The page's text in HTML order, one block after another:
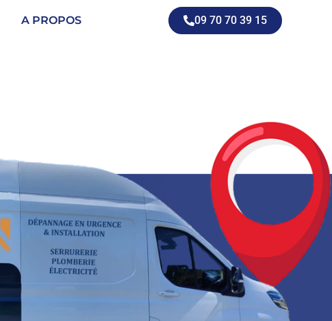
A PROPOS 09 70 70 39 15